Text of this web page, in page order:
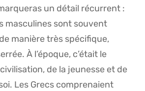
un détail récurrent :
masculines sont souvent
manière très spécifique,
À l’époque, c’était le
de la jeunesse et de
Les Grecs comprenaient